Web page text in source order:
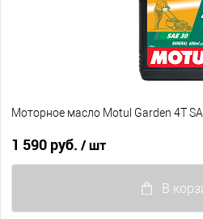
Моторное масло Motul Garden 4T
1 590 руб. / шт
В